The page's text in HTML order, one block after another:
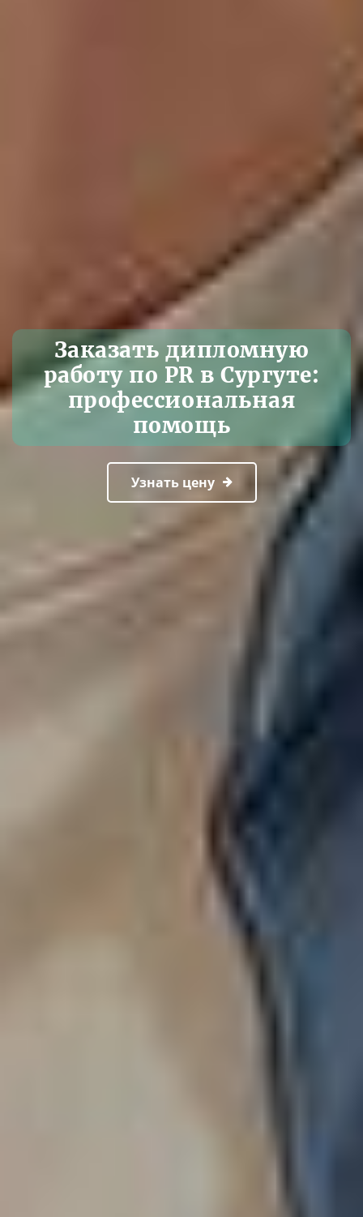
Заказать дипломную
работу по PR в Сургуте:
профессиональная
помощь
Узнать цену